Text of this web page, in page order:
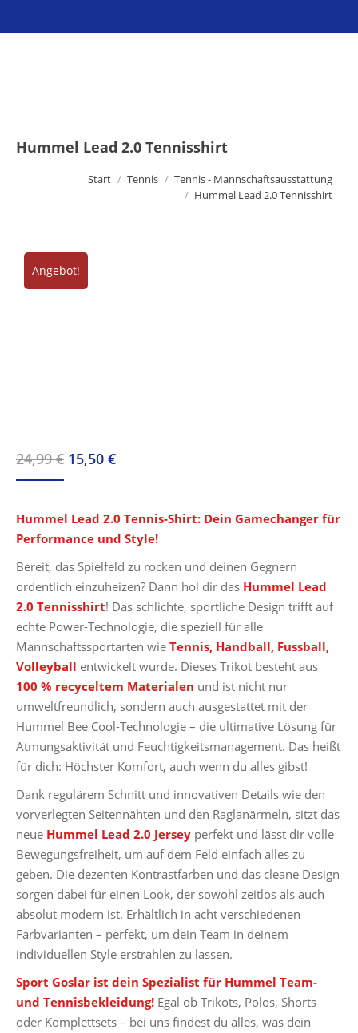
Hummel Lead 2.0 Tennisshirt
Start Tennis
Tennis - Mannschaftsausstattung
Hummel Lead 2.0 Tennisshirt
Angebot!
24,99€ Ursprünglicher
24,99 €
15,50 €Aktueller
15,50 €.
Hummel Lead 2.0 Tennis-Shirt: Dein Gamechanger für
Performance und Style!
Bereit, das Spielfeld zu rocken und deinen Gegnern
ordentlich einzuheizen? Dann hol dir das Hummel Lead
2.0 Tennisshirt! Das schlichte, sportliche Design trifft auf
echte Power-Technologie, die speziell für alle
Mannschaftssportarten wie Tennis, Handball, Fussball,
Volleyball entwickelt wurde. Dieses Trikot besteht aus
100 % recyceltem Materialen und ist nicht nur
umweltfreundlich, sondern auch ausgestattet mit der
Hummel Bee Cool-Technologie – die ultimative Lösung für
Atmungsaktivität und Feuchtigkeitsmanagement. Das heißt
für dich: Höchster Komfort, auch wenn du alles gibst!
Dank regulärem Schnitt und innovativen Details wie den
vorverlegten Seitennähten und den Raglanärmeln, sitzt das
neue Hummel Lead 2.0 Jersey perfekt und lässt dir volle
Bewegungsfreiheit, um auf dem Feld einfach alles zu
geben. Die dezenten Kontrastfarben und das cleane Design
sorgen dabei für einen Look, der sowohl zeitlos als auch
absolut modern ist. Erhältlich in acht verschiedenen
Farbvarianten – perfekt, um dein Team in deinem
individuellen Style erstrahlen zu lassen.
Sport Goslar ist dein Spezialist für Hummel Team-
und Tennisbekleidung! Egal ob Trikots, Polos, Shorts
oder Komplettsets – bei uns findest du alles, was dein